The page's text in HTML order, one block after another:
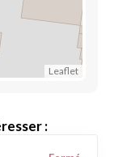
Leaflet
: